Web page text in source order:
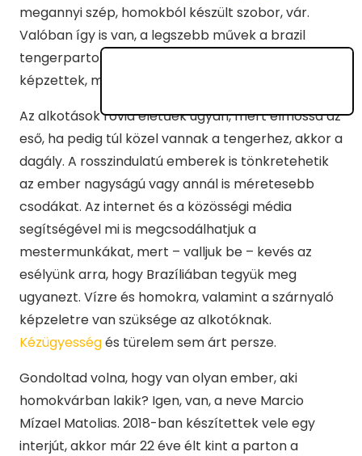
megannyi szép, homokból készült szobor, vár.
Valóban így is van, a legszebb művek a brazil
tengerparton készülnek, alkotói ugyanolyan
képzettek, mint az agyaggal dolgozó szobrászok.
Az alkotások rövid életűek ugyan, mert elmossa az
eső, ha pedig túl közel vannak a tengerhez, akkor a
dagály. A rosszindulatú emberek is tönkretehetik
az ember nagyságú vagy annál is méretesebb
csodákat. Az internet és a közösségi média
segítségével mi is megcsodálhatjuk a
mestermunkákat, mert – valljuk be – kevés az
esélyünk arra, hogy Brazíliában tegyük meg
ugyanezt. Vízre és homokra, valamint a szárnyaló
képzeletre van szüksége az alkotóknak.
Kézügyességés türelem sem árt persze.
Gondoltad volna, hogy van olyan ember, aki
homokvárban lakik? Igen, van, a neve Marcio
Mízael Matolias. 2018-ban készítettek vele egy
interjút, akkor már 22 éve élt kint a parton a